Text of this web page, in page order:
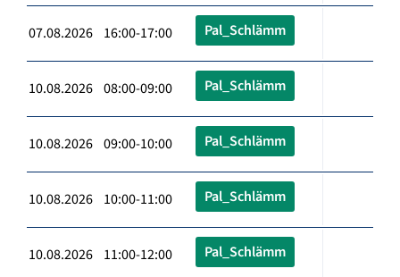
07.08.2026 16:00-17:00 Pal_Schlämm
10.08.2026 08:00-09:00 Pal_Schlämm
10.08.2026 09:00-10:00 Pal_Schlämm
10.08.2026 10:00-11:00 Pal_Schlämm
10.08.2026 11:00-12:00 Pal_Schlämm